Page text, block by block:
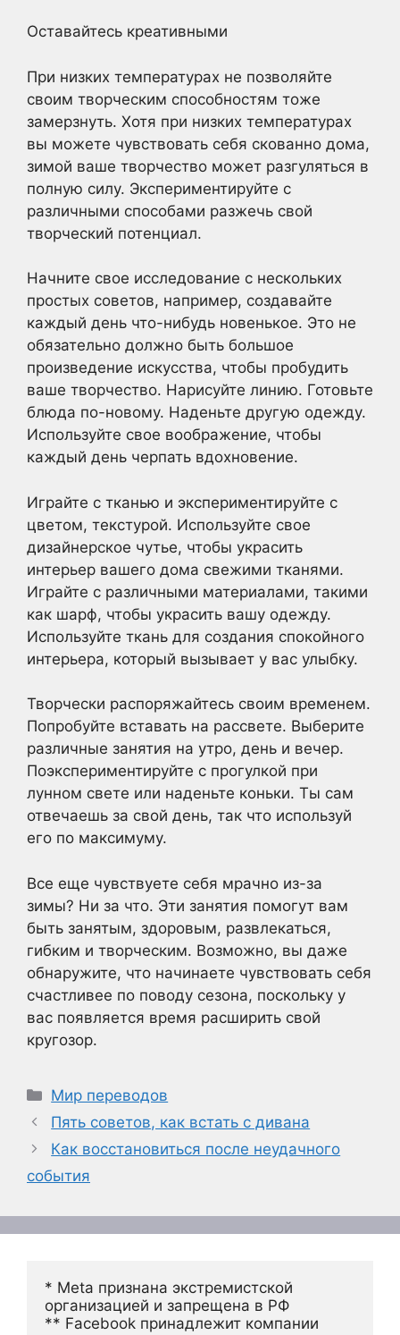
Оставайтесь креативными
При низких температурах не позволяйте
своим творческим способностям тоже
замерзнуть. Хотя при низких температурах
вы можете чувствовать себя скованно дома,
зимой ваше творчество может разгуляться в
полную силу. Экспериментируйте с
различными способами разжечь свой
творческий потенциал.
Начните свое исследование с нескольких
простых советов, например, создавайте
каждый день что-нибудь новенькое. Это не
обязательно должно быть большое
произведение искусства, чтобы пробудить
ваше творчество. Нарисуйте линию. Готовьте
блюда по-новому. Наденьте другую одежду.
Используйте свое воображение, чтобы
каждый день черпать вдохновение.
Играйте с тканью и экспериментируйте с
цветом, текстурой. Используйте свое
дизайнерское чутье, чтобы украсить
интерьер вашего дома свежими тканями.
Играйте с различными материалами, такими
как шарф, чтобы украсить вашу одежду.
Используйте ткань для создания спокойного
интерьера, который вызывает у вас улыбку.
Творчески распоряжайтесь своим временем.
Попробуйте вставать на рассвете. Выберите
различные занятия на утро, день и вечер.
Поэкспериментируйте с прогулкой при
лунном свете или наденьте коньки. Ты сам
отвечаешь за свой день, так что используй
его по максимуму.
Все еще чувствуете себя мрачно из-за
зимы? Ни за что. Эти занятия помогут вам
быть занятым, здоровым, развлекаться,
гибким и творческим. Возможно, вы даже
обнаружите, что начинаете чувствовать себя
счастливее по поводу сезона, поскольку у
вас появляется время расширить свой
кругозор.
Рубрики
Мир переводов
Пять советов, как встать с дивана
Как восстановиться после неудачного
события
* Meta признана экстремистской
организацией и запрещена в РФ
** Facebook принадлежит компании